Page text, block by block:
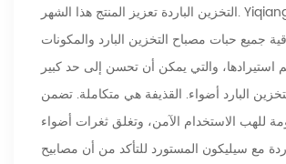
التخزين الباردة تعزيز المنتج هذا الشهر. Yiqiang . ليانغ .قدم
جميع حبات مصباح التخزين البارد والمكونات
استيرادها، والتي يمكن أن تحسن إلى حد كبير
البارد أضواء. القذيفة هي متكاملة. تضمن
للهب الاستخدام الآمن، وتغلق ثغرات أضواء
مع سيليكون المستورد للتأكد من أن مصابيح